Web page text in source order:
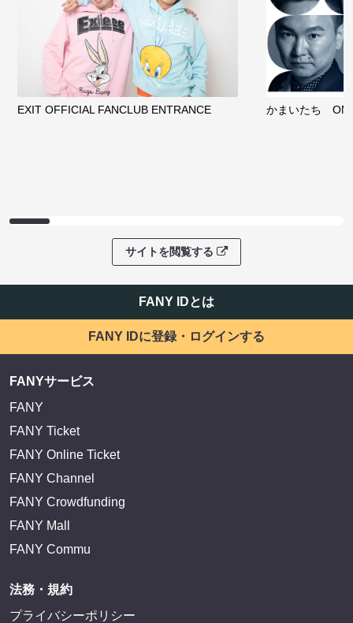
EXIT OFFICIAL FANCLUB ENTRANCE かまいたち
サイトを閲覧する
FANY IDとは
FANY IDに登録・ログインする
FANYサービス
FANY
FANY Ticket
FANY Online Ticket
FANY Channel
FANY Crowdfunding
FANY Mall
FANY Commu
法務・規約
プライバシーポリシー